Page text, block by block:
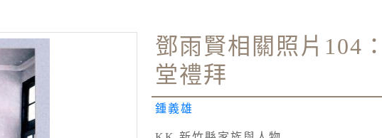
鄧雨賢相關照片104
堂禮拜
鍾義雄